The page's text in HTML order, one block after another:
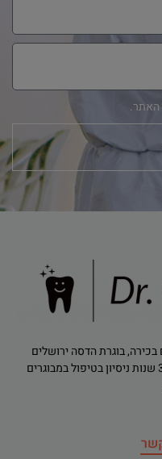
בכירה, בוגרת הדסה ירושלים
ואוניברסיטת תל אביב, ובעלת יותר מ-30 שנות ניסיון בטיפול במבוגרים